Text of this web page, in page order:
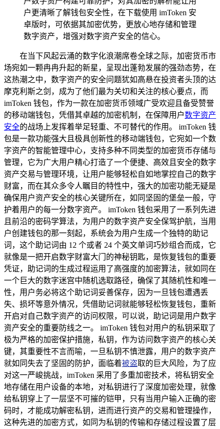
户更清晰了解钱包安全性，在下载使用 imToken 安
卓版时，可依据其加密优势，更放心地存储和管理
数字资产，增强对数字资产安全的信心。
在当下风起云涌的数字化浪潮席卷全球之际，加密货币市
场宛如一颗冉冉升起的新星，呈现出蓬勃发展的强劲态势，在
这热潮之中，数字资产的安全问题犹如高悬在投资者头顶的达
摩克利斯之剑，成为了他们最为关切和关注的核心要点，而
imToken 钱包，作为一款在加密货币领域广受欢迎且备受赞誉
的移动端钱包，凭借其卓越的加密机制，在保障用户数字资产
安全的战场上发挥着举足轻重、不可替代的作用。 imToken 钱
包是一款功能强大且极具创新性的移动端钱包，它宛如一个数
字资产的智能管理中心，支持多种不同类型的加密货币存储与
管理，它为广大用户精心打造了一个便捷、高效且安全的数字
资产交易与管理环境，让用户能够轻松自如地掌控自己的数字
财富，而在其众多令人瞩目的特性中，强大的加密功能无疑是
确保用户资产安全的核心关键所在，如同坚固的堡垒一般，守
护着用户的每一分数字资产。 imToken 钱包采用了一系列先进
且前沿的密码学算法，为用户的数字资产安全保驾护航，当用
户创建钱包的那一刻起，系统会为用户生成一个独特的助记
词，这个助记词由 12 个或者 24 个英文单词巧妙组合而成，它
就像是一把开启数字财富大门的神秘钥匙，是恢复钱包的重要
凭证，助记词的生成过程运用了高强度的加密算法，就如同在
一个巨大的数字迷宫中随机选取路径，确保了其随机性和唯一
性，用户务必将这个助记词妥善保存，因为一旦钱包遭遇丢
失、损坏等意外情况，凭借助记词就能够轻松恢复钱包，重新
开启对自己数字资产的访问权限，可以说，助记词是用户数字
资产安全的重要防线之一。 imToken 钱包对用户的私钥采取了
极为严格的加密保护措施，私钥，作为访问数字资产的核心关
键，其重要性不言而喻，一旦私钥不慎泄露，用户的数字资产
就如同失去了坚固的防护，面临着被盗取的巨大风险，为了应
对这一严峻挑战，imToken 采用了多重加密技术，将私钥安全
地存储在用户设备的本地，对私钥进行了深度加密处理，就像
给私钥穿上了一层坚不可摧的铠甲，只有当用户输入正确的密
码时，才能成功解密私钥，进而进行资产的交易和管理操作，
这种先进的加密方式，如同为私钥的传输和存储过程设置了层